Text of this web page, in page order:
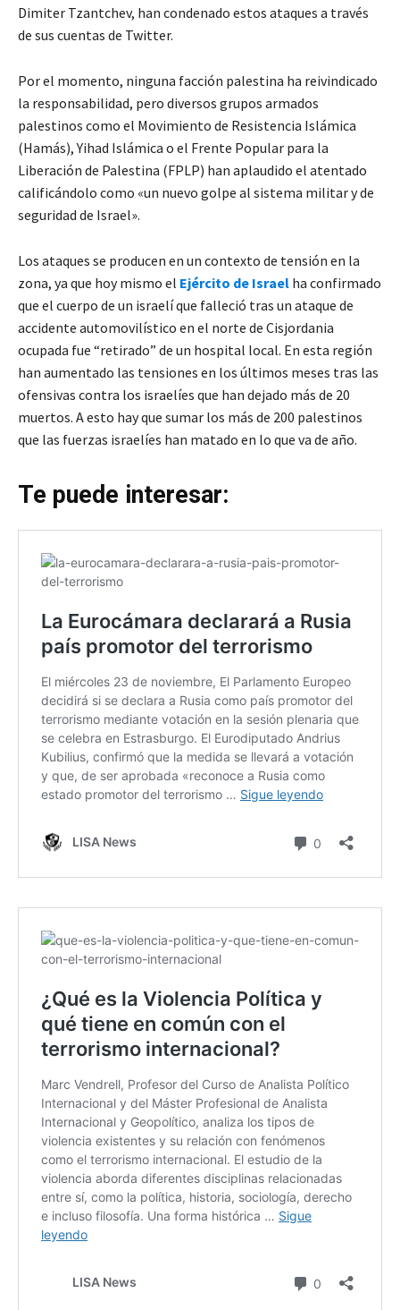
Dimiter Tzantchev, han condenado estos ataques a través
de sus cuentas de Twitter.
Por el momento, ninguna facción palestina ha reivindicado
la responsabilidad, pero diversos grupos armados
palestinos como el Movimiento de Resistencia Islámica
(Hamás), Yihad Islámica o el Frente Popular para la
Liberación de Palestina (FPLP) han aplaudido el atentado
calificándolo como «un nuevo golpe al sistema militar y de
seguridad de Israel».
Los ataques se producen en un contexto de tensión en la
zona, ya que hoy mismo el Ejército de Israel ha confirmado
que el cuerpo de un israelí que falleció tras un ataque de
accidente automovilístico en el norte de Cisjordania
ocupada fue “retirado” de un hospital local. En esta región
han aumentado las tensiones en los últimos meses tras las
ofensivas contra los israelíes que han dejado más de 20
muertos. A esto hay que sumar los más de 200 palestinos
que las fuerzas israelíes han matado en lo que va de año.
Te puede interesar: